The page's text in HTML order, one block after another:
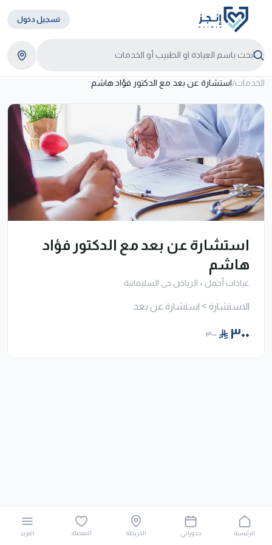
تسجيل دخول
الخدمات/استشارة عن بعد مع الدكتور فؤاد هاشم
استشارة عن بعد مع الدكتور فؤاد
هاشم
عيادات أجمل • الرياض حى السليمانية
الاستشارة > استشارة عن بعد
٣٠٠ ٣٠٠
الرئيسية حجوزاتي الخريطة المفضلة المزيد